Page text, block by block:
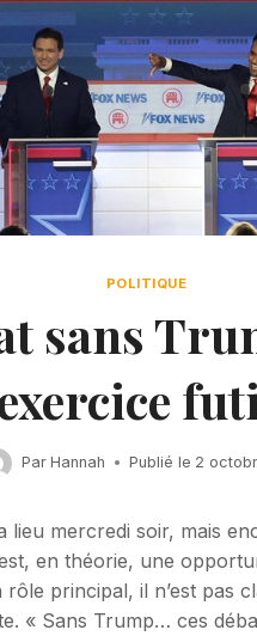
POLITIQUE
sans
Par Hannah Publié le 2
lieu mercredi soir, mais
en théorie, une
principal, il n’est pas
« Sans Trump… ces